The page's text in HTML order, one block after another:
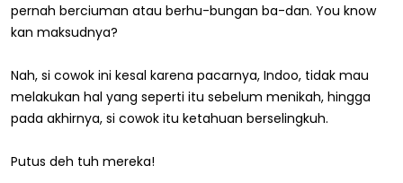
pernah berciuman atau berhu-bungan ba-dan. You know
kan maksudnya?
Nah, si cowok ini kesal karena pacarnya, Indoo, tidak mau
melakukan hal yang seperti itu sebelum menikah, hingga
pada akhirnya, si cowok itu ketahuan berselingkuh.
Putus deh tuh mereka!